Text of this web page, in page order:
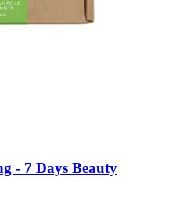
-​ 7 Days Beauty